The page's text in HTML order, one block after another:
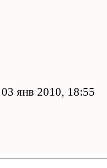
03 янв 2010, 18:55